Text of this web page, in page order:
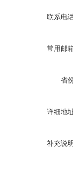
联系电
常用邮
省
详细地
补充说